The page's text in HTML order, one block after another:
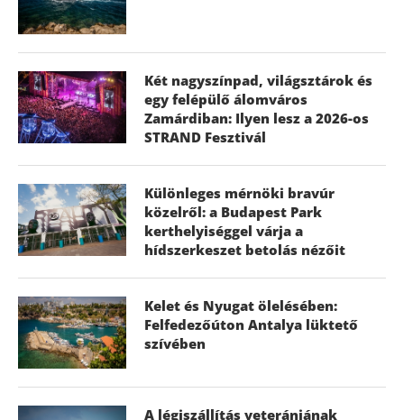
Két nagyszínpad, világsztárok és
egy felépülő álomváros
Zamárdiban: Ilyen lesz a 2026-os
STRAND Fesztivál
Különleges mérnöki bravúr
közelről: a Budapest Park
kerthelyiséggel várja a
hídszerkeszet betolás nézőit
Kelet és Nyugat ölelésében:
Felfedezőúton Antalya lüktető
szívében
A légiszállítás veteránjának